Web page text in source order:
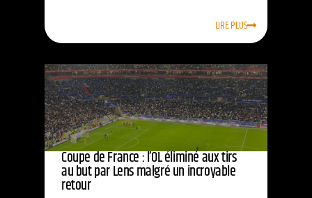
LIRE PLUS
Coupe de France : l’OL éliminé aux tirs
au but par Lens malgré un incroyable
retour